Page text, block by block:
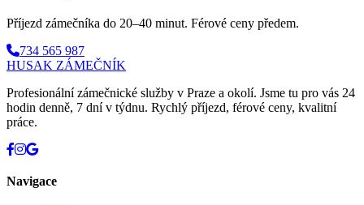
Příjezd zámečníka do 20–40 minut. Férové ceny předem.
734 565 987
HUSAK ZÁMEČNÍK
Profesionální zámečnické služby v Praze a okolí. Jsme tu pro vás 24
hodin denně, 7 dní v týdnu. Rychlý příjezd, férové ceny, kvalitní
práce.
Navigace